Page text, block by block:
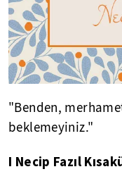
"Benden,
beklemeyiniz."
I Necip Fazıl